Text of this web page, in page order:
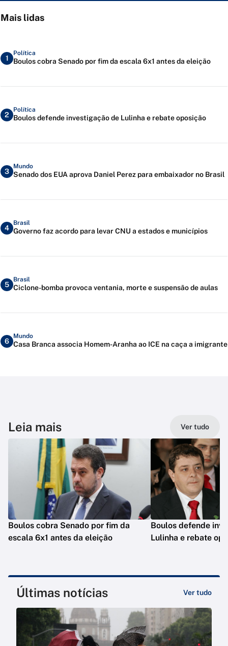
Mais lidas
1
Política
Boulos cobra Senado por fim da escala 6x1 antes da eleição
2
Política
Boulos defende investigação de Lulinha e rebate oposição
3
Mundo
Senado dos EUA aprova Daniel Perez para embaixador no Brasil
4
Brasil
Governo faz acordo para levar CNU a estados e municípios
5
Brasil
Ciclone-bomba provoca ventania, morte e suspensão de aulas
6
Mundo
Casa Branca associa Homem-Aranha ao ICE na caça a imigrante
Leia mais Ver tudo
Boulos cobra Senado por fim da
escala 6x1 antes da eleição
Boulos defende
Lulinha e rebate
Últimas notícias Ver tudo